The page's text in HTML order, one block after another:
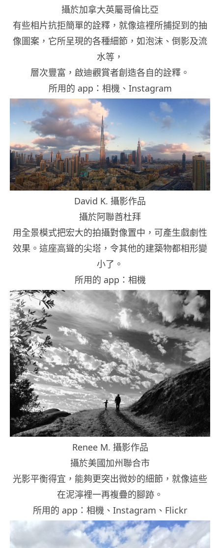
攝於加拿大英屬哥倫比亞
有些相片抗拒簡單的詮釋，就像這裡所捕捉到的抽
像圖案，它所呈現的各種細節，如泡沫、倒影及流
水等，
層次豐富，啟迪觀賞者創造各自的詮釋。
所用的 app：相機、Instagram
David K. 攝影作品
攝於阿聯酋杜拜
用全景模式把宏大的拍攝對像置中，可產生戲劇性
效果。這座高聳的尖塔，令其他的建築物都相形變
小了。
所用的 app：相機
Renee M. 攝影作品
攝於美國加州聯合市
光影平衡得宜，能夠更突出微妙的細節，就像這些
在泥濘裡一再複疊的腳跡。
所用的 app：相機、Instagram、Flickr